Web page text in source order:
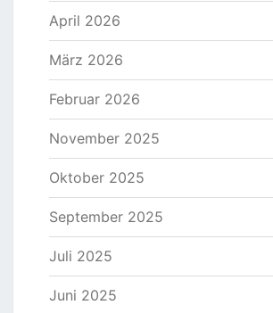
April 2026
März 2026
Februar 2026
November 2025
Oktober 2025
September 2025
Juli 2025
Juni 2025